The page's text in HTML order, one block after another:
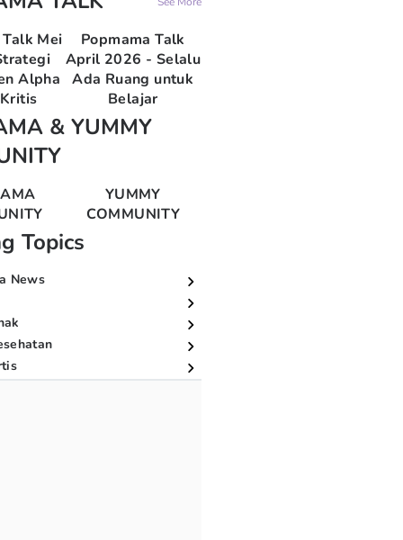
Mei
Alpha
Popmama Talk
April 2026 - Selalu
Ada Ruang untuk
Belajar
& YUMMY
YUMMY
COMMUNITY
Topics
News